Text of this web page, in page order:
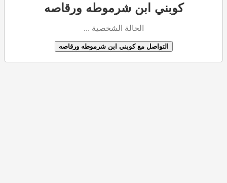
كوبني ابن شرموطه ورقاصه
الحالة الشخصية ...
التواصل مع كوبني ابن شرموطه ورقاصه